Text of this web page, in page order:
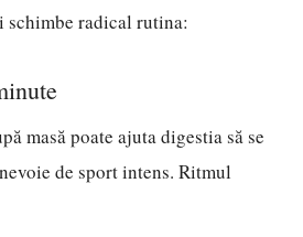
radical rutina:
masă poate ajuta digestia să se
de sport intens. Ritmul